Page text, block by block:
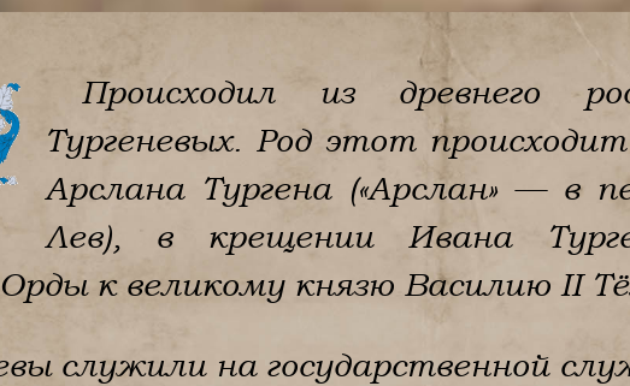
Происходил из древнего
Тургеневых. Род этот
Арслана Тургена («Арслан» — в
Лев), в крещении Ивана
к великому князю Василию ІІ
служили на государственной